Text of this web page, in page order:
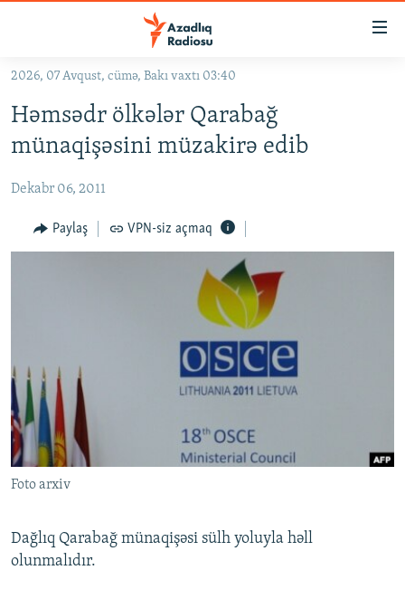
Əsas
qayıt
Əsas
naviqasiyaya
qayıt
KORRUPSIOMETR
#ƏSLINDƏ
FƏRQƏ BAX
FOTOQALEREYA
İNFOQRAFIKA
KARIKATURA
OXU ZALI
AZƏRBAYCAN ƏDƏBIYYATI KITABXANASI
İSLAM VƏ DEMOKRATIYA
İZ - MƏDƏNIYYƏT PROQRAMI
HAQQIMIZDA
MISSIYAMIZ
PEŞƏ ETIKASI VƏ JURNALISTIKA STANDARTLARIMIZ
MATERIALLARIMIZDAN ISTIFADƏ
BIZIMLƏ ƏLAQƏ
BIZI IZLƏ
2026, 07 Avqust, cümə, Bakı vaxtı 03:40
Həmsədr ölkələr Qarabağ
münaqişəsini müzakirə edib
Dekabr 06, 2011
Paylaş VPN-siz açmaq
Foto arxiv
Dağlıq Qarabağ münaqişəsi sülh yoluyla həll
olunmalıdır.